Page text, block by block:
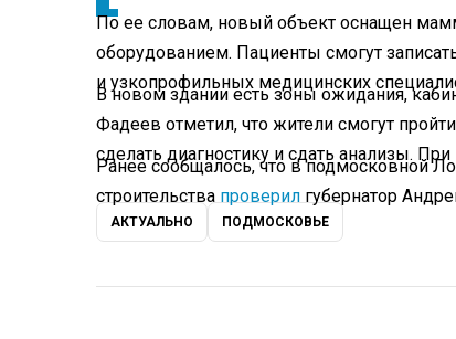
По ее словам, новый объект оснащен
оборудованием. Пациенты смогут
и узкопрофильных медицинских
В новом здании есть зоны ожидания,
Фадеев отметил, что жители смогут
сделать диагностику и сдать анализы.
Ранее сообщалось, что в подмосковной
строительства проверил губернатор
АКТУАЛЬНО ПОДМОСКОВЬЕ